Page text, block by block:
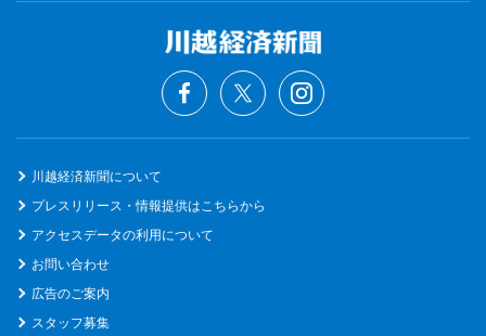
川越経済新聞について
プレスリリース・情報提供はこちらから
アクセスデータの利用について
お問い合わせ
広告のご案内
スタッフ募集